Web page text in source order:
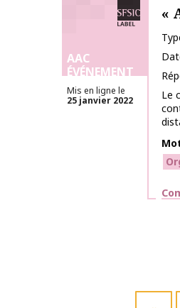
Labélisé
AAC
ÉVÉNEMENT
Mis en ligne le
25 janvier 2022
«
Le